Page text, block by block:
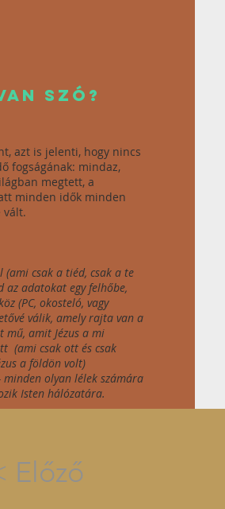
szó?
azt is jelenti, hogy nincs
fogságának: mindaz,
megtett, a
minden idők minden
vált.
csak a tiéd, csak a te
az adatokat egy felhőbe,
(PC, okosteló, vagy
válik, amely rajta van a
mű, amit Jézus a mi
(ami csak ott és csak
a földön volt)
olyan lélek számára
Isten hálózatára.
Előző